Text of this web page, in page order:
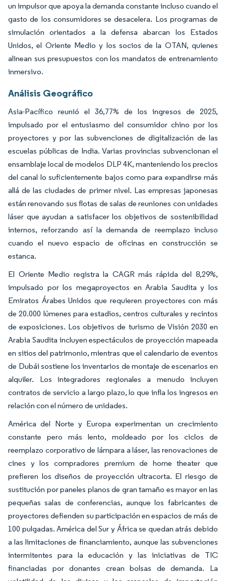
un impulsor que apoya la demanda constante incluso cuando el
gasto de los consumidores se desacelera. Los programas de
simulación orientados a la defensa abarcan los Estados
Unidos, el Oriente Medio y los socios de la OTAN, quienes
alinean sus presupuestos con los mandatos de entrenamiento
inmersivo.
Análisis Geográfico
Asia-Pacífico reunió el 36,77% de los ingresos de 2025,
impulsado por el entusiasmo del consumidor chino por los
proyectores y por las subvenciones de digitalización de las
escuelas públicas de India. Varias provincias subvencionan el
ensamblaje local de modelos DLP 4K, manteniendo los precios
del canal lo suficientemente bajos como para expandirse más
allá de las ciudades de primer nivel. Las empresas japonesas
están renovando sus flotas de salas de reuniones con unidades
láser que ayudan a satisfacer los objetivos de sostenibilidad
internos, reforzando así la demanda de reemplazo incluso
cuando el nuevo espacio de oficinas en construcción se
estanca.
El Oriente Medio registra la CAGR más rápida del 8,29%,
impulsado por los megaproyectos en Arabia Saudita y los
Emiratos Árabes Unidos que requieren proyectores con más
de 20.000 lúmenes para estadios, centros culturales y recintos
de exposiciones. Los objetivos de turismo de Visión 2030 en
Arabia Saudita incluyen espectáculos de proyección mapeada
en sitios del patrimonio, mientras que el calendario de eventos
de Dubái sostiene los inventarios de montaje de escenarios en
alquiler. Los integradores regionales a menudo incluyen
contratos de servicio a largo plazo, lo que infla los ingresos en
relación con el número de unidades.
América del Norte y Europa experimentan un crecimiento
constante pero más lento, moldeado por los ciclos de
reemplazo corporativo de lámpara a láser, las renovaciones de
cines y los compradores premium de home theater que
prefieren los diseños de proyección ultracorta. El riesgo de
sustitución por paneles planos de gran tamaño es mayor en las
pequeñas salas de conferencias, aunque los fabricantes de
proyectores defienden su participación en espacios de más de
100 pulgadas. América del Sur y África se quedan atrás debido
a las limitaciones de financiamiento, aunque las subvenciones
intermitentes para la educación y las iniciativas de TIC
financiadas por donantes crean bolsas de demanda. La